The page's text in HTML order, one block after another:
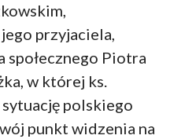
przyjaciela,
społecznego Piotra
w której ks.
polskiego
punkt widzenia na